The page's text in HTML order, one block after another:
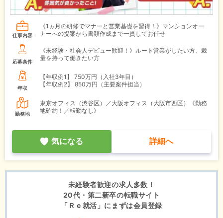
仕事内容
《1ヵ月の研修でマナーと営業基礎を習得！》マンションオー
ナーへの提案から書類作成まで一貫してお任せ
応募条件
《未経験・社会人デビュー歓迎！》ルート営業がしたい方、裁
量を持って働きたい方
年収
【年収例1】
750万円（入社3年目）
【年収例2】
850万円（主要案件担当）
勤務地
東京オフィス（渋谷区）／大阪オフィス（大阪市西区）《勤務
地確約！／転勤なし》
気になる 詳細へ
未経験者歓迎の求人多数！
20代・第二新卒の転職サイト
「Ｒｅ就活」にまずは会員登録